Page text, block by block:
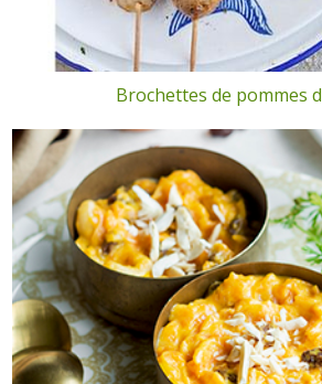
Brochettes de pommes